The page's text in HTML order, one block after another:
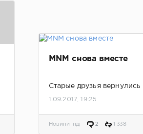
MNM снова вместе
Старые друзья вернулись
1.09.2017, 19:25
Новини інді 2 1 338